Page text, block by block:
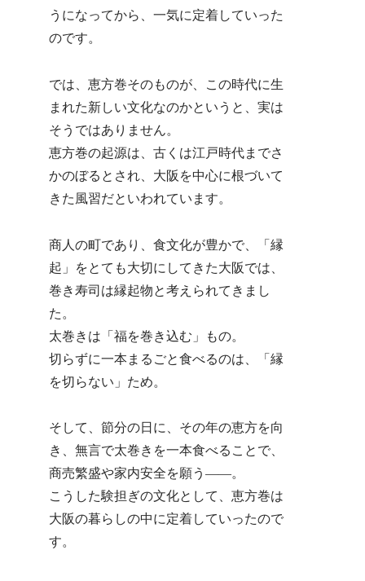
うになってから、一気に定着していった
のです。
では、恵方巻そのものが、この時代に生
まれた新しい文化なのかというと、実は
そうではありません。
恵方巻の起源は、古くは江戸時代までさ
かのぼるとされ、大阪を中心に根づいて
きた風習だといわれています。
商人の町であり、食文化が豊かで、「縁
起」をとても大切にしてきた大阪では、
巻き寿司は縁起物と考えられてきまし
た。
太巻きは「福を巻き込む」もの。
切らずに一本まるごと食べるのは、「縁
を切らない」ため。
そして、節分の日に、その年の恵方を向
き、無言で太巻きを一本食べることで、
商売繁盛や家内安全を願う――。
こうした験担ぎの文化として、恵方巻は
大阪の暮らしの中に定着していったので
す。